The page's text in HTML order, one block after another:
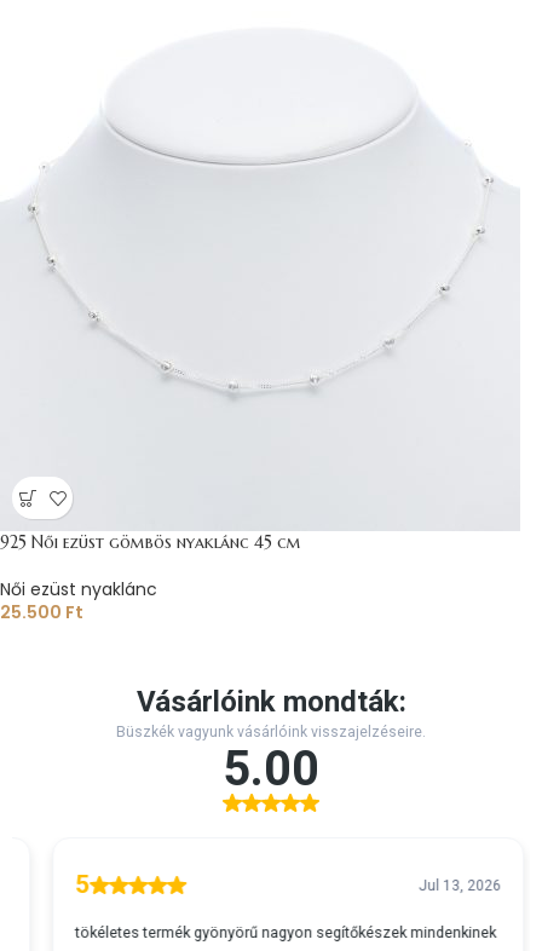
925 Női ezüst gömbös nyaklánc 45 cm
Női ezüst nyaklánc
25.500 Ft